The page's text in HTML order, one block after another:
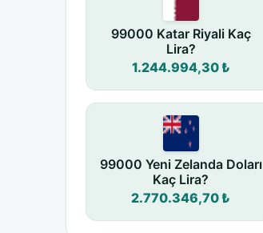
99000 Katar Riyali Kaç
Lira?
1.244.994,30 ₺
99000 Yeni Zelanda Doları
Kaç Lira?
2.770.346,70 ₺